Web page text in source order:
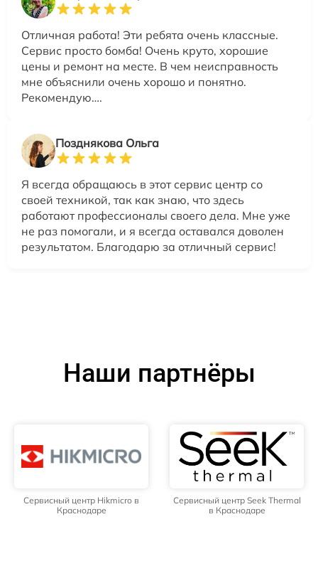
Отличная работа! Эти ребята очень классные.
Сервис просто бомба! Очень круто, хорошие
цены и ремонт на месте. В чем неисправность
мне объяснили очень хорошо и понятно.
Рекомендую….
Позднякова Ольга
Я всегда обращаюсь в этот сервис центр со
своей техникой, так как знаю, что здесь
работают профессионалы своего дела. Мне уже
не раз помогали, и я всегда оставался доволен
результатом. Благодарю за отличный сервис!
Наши партнёры
Сервисный центр Hikmicro в
Краснодаре
Сервисный центр Seek Thermal
в Краснодаре